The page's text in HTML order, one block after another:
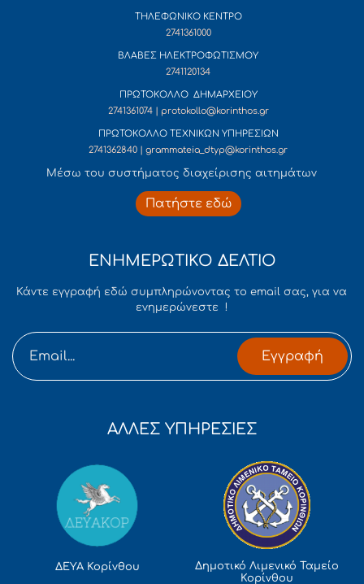
ΤΗΛΕΦΩΝΙΚΟ ΚΕΝΤΡΟ
2741361000
ΒΛΑΒΕΣ ΗΛΕΚΤΡΟΦΩΤΙΣΜΟΥ
2741120134
ΠΡΩΤΟΚΟΛΛΟ ΔΗΜΑΡΧΕΙΟΥ
2741361074 | protokollo@korinthos.gr
ΠΡΩΤΟΚΟΛΛΟ ΤΕΧΝΙΚΩΝ ΥΠΗΡΕΣΙΩΝ
2741362840 | grammateia_dtyp@korinthos.gr
Mέσω του συστήματος διαχείρισης αιτημάτων
Πατήστε εδώ
ΕΝΗΜΕΡΩΤΙΚΟ ΔΕΛΤΙΟ
Κάντε εγγραφή εδώ συμπληρώνοντας το email σας, για να
ενημερώνεστε !
Εγγραφή
ΑΛΛΕΣ ΥΠΗΡΕΣΙΕΣ
ΔΕΥΑ Κορίνθου
Δημοτικό Λιμενικό Ταμείο
Κορίνθου